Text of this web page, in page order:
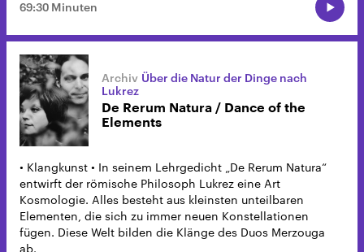
69:30 Minuten
Über die Natur der Dinge nach
Lukrez
De Rerum Natura / Dance of the
Elements
• Klangkunst • In seinem Lehrgedicht „De Rerum Natura“
entwirft der römische Philosoph Lukrez eine Art
Kosmologie. Alles besteht aus kleinsten unteilbaren
Elementen, die sich zu immer neuen Konstellationen
fügen. Diese Welt bilden die Klänge des Duos Merzouga
ab.